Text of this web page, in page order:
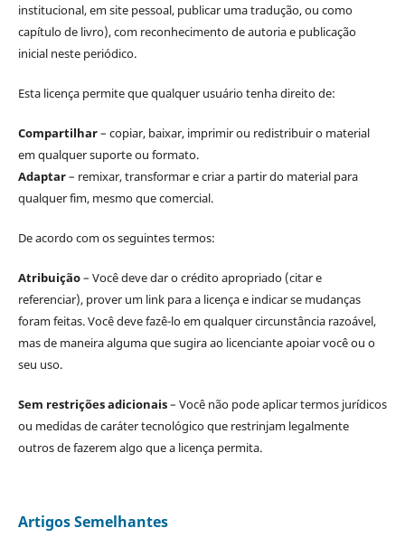
institucional, em site pessoal, publicar uma tradução, ou como
capítulo de livro), com reconhecimento de autoria e publicação
inicial neste periódico.
Esta licença permite que qualquer usuário tenha direito de:
Compartilhar– copiar, baixar, imprimir ou redistribuir o material
em qualquer suporte ou formato.
Adaptar– remixar, transformar e criar a partir do material para
qualquer fim, mesmo que comercial.
De acordo com os seguintes termos:
Atribuição– Você deve dar o crédito apropriado (citar e
referenciar), prover um link para a licença e indicar se mudanças
foram feitas. Você deve fazê-lo em qualquer circunstância razoável,
mas de maneira alguma que sugira ao licenciante apoiar você ou o
seu uso.
Sem restrições adicionais– Você não pode aplicar termos jurídicos
ou medidas de caráter tecnológico que restrinjam legalmente
outros de fazerem algo que a licença permita.
Artigos Semelhantes